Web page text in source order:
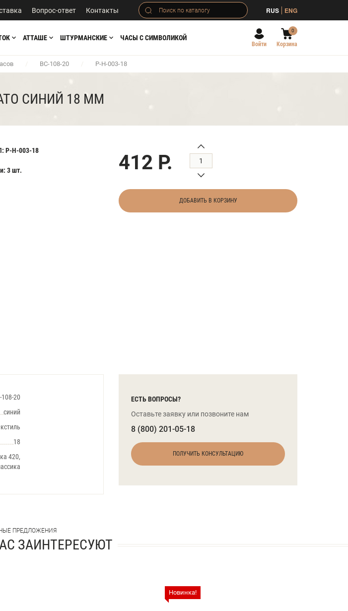
Вопрос-ответ Контакты RUS ENG
АТТАШЕ ШТУРМАНСКИЕ ЧАСЫ С СИМВОЛИКОЙ
Войти
0
Корзина
/ BC-108-20 / Р-Н-003-18
СИНИЙ 18 ММ
Р-Н-003-18
3 шт. 412 Р.
ДОБАВИТЬ В КОРЗИНУ
108-20
синий
18
420,
ЕСТЬ ВОПРОСЫ?
Оставьте заявку или позвоните нам
8 (800) 201-05-18
ПОЛУЧИТЬ КОНСУЛЬТАЦИЮ
ПРЕДЛОЖЕНИЯ
ЗАИНТЕРЕСУЮТ
Новинка!